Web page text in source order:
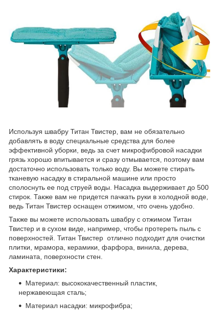
Используя швабру Титан Твистер, вам не обязательно
добавлять в воду специальные средства для более
эффективной уборки, ведь за счет микрофибровой насадки
грязь хорошо впитывается и сразу отмывается, поэтому вам
достаточно использовать только воду. Вы можете стирать
тканевую насадку в стиральной машине или просто
сполоснуть ее под струей воды. Насадка выдерживает до 500
стирок. Также вам не придется пачкать руки в холодной воде,
ведь Титан Твистер оснащен отжимом, что очень удобно.
Также вы можете использовать швабру с отжимом Титан
Твистер и в сухом виде, например, чтобы протереть пыль с
поверхностей. Титан Твистер отлично подходит для очистки
плитки, мрамора, керамики, фарфора, винила, дерева,
ламината, поверхности стен.
Характеристики:
Материал: высококачественный пластик,
нержавеющая сталь;
Материал насадки: микрофибра;